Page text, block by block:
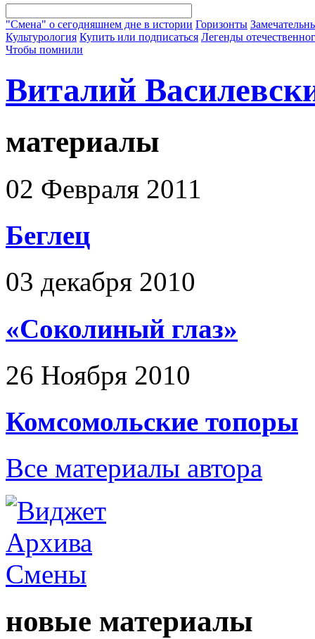
"Смена" о сегодняшнем дне в истории Горизонты
Культурология Купить или подписаться Легенды
Чтобы помнили
Виталий
материалы
02 Февраля 2011
Беглец
03 декабря 2010
«Соколиный глаз»
26 Ноября 2010
Комсомольские топоры
Все материалы автора
новые материалы